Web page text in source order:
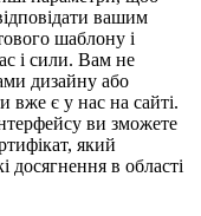
вашим
шаблону і
і сили. Вам не
дизайну або
вже є у нас на сайті.
ви зможете
який
досягнення в області